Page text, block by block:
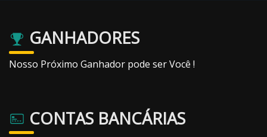
GANHADORES
Nosso Próximo Ganhador pode ser Você !
CONTAS BANCÁRIAS